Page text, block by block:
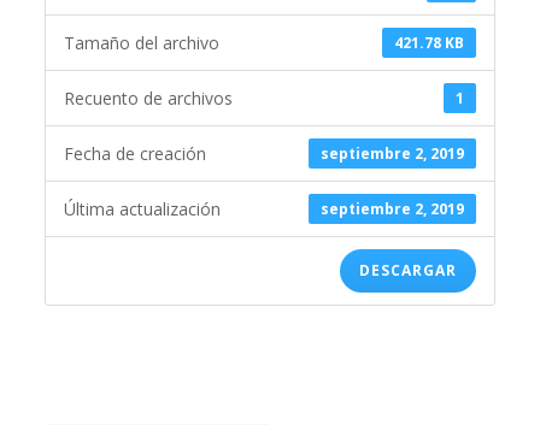
421.78 KB
Tamaño del archivo
1
Recuento de archivos
septiembre 2, 2019
Fecha de creación
septiembre 2, 2019
Última actualización
DESCARGAR